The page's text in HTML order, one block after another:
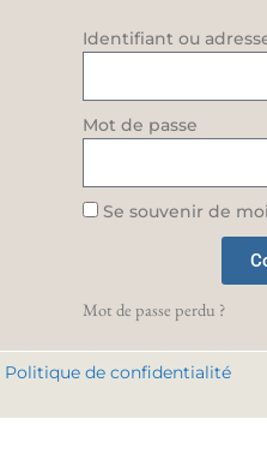
Identifiant ou
Mot de passe
Se souvenir de moi
Mot de passe perdu ?
Politique de confidentialité